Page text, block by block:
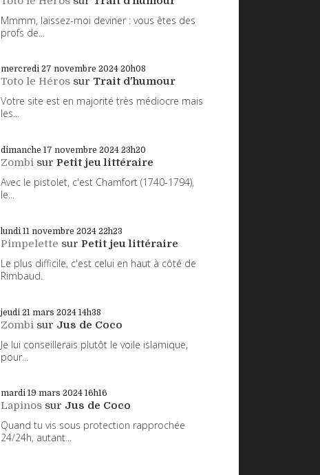
Mmmm, laissez-moi deviner : vous êtes des
profs de...
mercredi 27 novembre 2024 20h08
Toto le Héros sur Trait d'humour
Votre site est en majorité très médiocre mais
les...
dimanche 17 novembre 2024 23h20
Zombi sur Petit jeu littéraire
Avec le pistolet, c'est Chamfort (1740-1794),
le...
lundi 11 novembre 2024 22h23
Pimpelette sur Petit jeu littéraire
Le plus difficile, c'est celui en haut à côté de
Rimbaud.
jeudi 21 mars 2024 14h38
Zombi sur Jus de Coco
Je lui conseillerais plutôt le voile islamique,
pour...
mardi 19 mars 2024 16h16
Lapinos sur Jus de Coco
Quand tu vis sous protection rapprochée
24/24h, autant...